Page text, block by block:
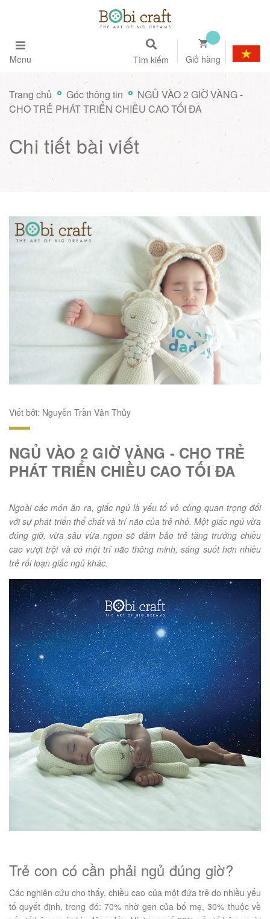
Menu Tìm kiếm Giỏ hàng
Trang chủ Góc thông tin
NGỦ VÀO 2 GIỜ VÀNG -
CHO TRẺ PHÁT TRIỂN CHIỀU CAO TỐI ĐA
Chi tiết bài viết
Viết bởi: Nguyễn Trần Vân Thủy
NGỦ VÀO 2 GIỜ VÀNG - CHO TRẺ
PHÁT TRIỂN CHIỀU CAO TỐI ĐA
Ngoài các món ăn ra, giấc ngủ là yếu tố vô cùng quan trọng đối
với sự phát triển thể chất và trí não của trẻ nhỏ. Một giấc ngủ vừa
đúng giờ, vừa sâu vừa ngon sẽ đảm bảo trẻ tăng trưởng chiều
cao vượt trội và có một trí não thông minh, sáng suốt hơn nhiều
trẻ rối loạn giấc ngủ khác.
Trẻ con có cần phải ngủ đúng giờ?
Các nghiên cứu cho thấy, chiều cao của một đứa trẻ do nhiều yếu
tố quyết định, trong đó: 70% nhờ gen của bố mẹ, 30% thuộc về